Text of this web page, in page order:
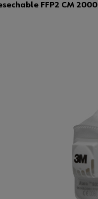
FFP2 CM 2000